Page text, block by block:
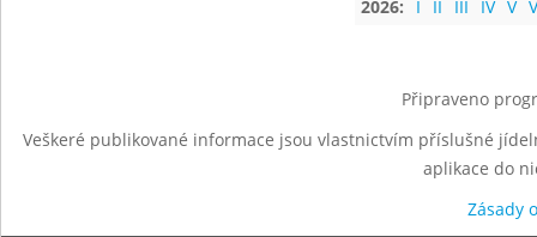
2026:
I II III IV V
Připraveno
Veškeré publikované informace jsou vlastnictvím příslušné
aplikace do
Zásady